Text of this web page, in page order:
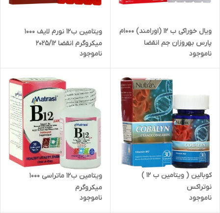
ویال خوراکی ب 12 (اورامند) 1000م
پارس بهروزان جم انقضا
2025/12/28
ناموجود
ویتامین ب12 نورم لایف 1000
میکروگرم انقضا 2025/12
ناموجود
کوبالین ( ویتامین ب ۱۲ )
نوتراکس
ناموجود
ویتامین ب12 ماتراسی 1000
میکروگرم
ناموجود